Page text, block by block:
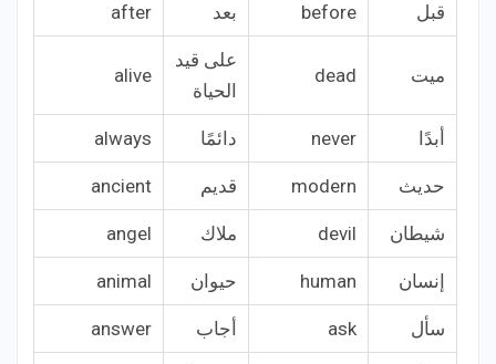
قبل before بعد after
ميت dead
على قيد
الحياة
alive
أبدًا never دائمًا always
حديث modern قديم ancient
شيطان devil ملاك angel
إنسان human حيوان animal
سأل ask أجاب answer